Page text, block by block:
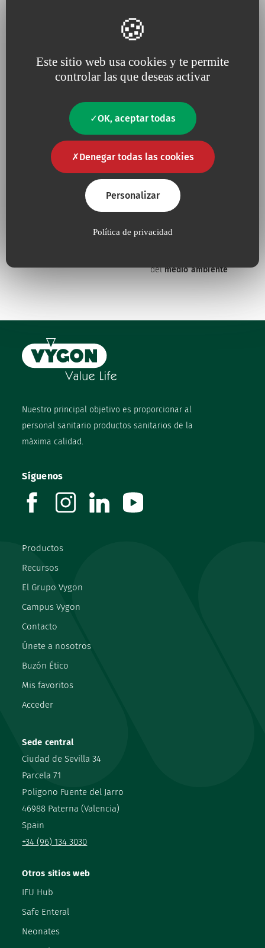
Este sitio web usa cookies y te permite
controlar las que deseas activar
OK, aceptar todas
Denegar todas las cookies
Personalizar
Política de privacidad
Porque apostamos por la
cercanía al cliente, la
y larespuesta
permanente a sus
necesidades
Porque la
innovación
impulsa nuestros proyectos
delmedio ambiente
Nuestro principal objetivo es proporcionar al
personal sanitario productos sanitarios de la
máxima calidad.
Sede central
Ciudad de Sevilla 34
Parcela 71
Poligono Fuente del Jarro
46988 Paterna (Valencia)
Spain
+34 (96) 134 3030
Productos
Recursos
El Grupo Vygon
Campus Vygon
Contacto
Únete a nosotros
Buzón Ético
Mis favoritos
Acceder
Otros sitios web
IFU Hub
Safe Enteral
Neonates
Síguenos
facebookinstagramlinkedin